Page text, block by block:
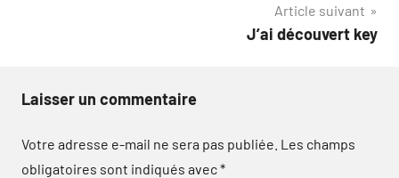
Article suivant
J’ai découvert key
Laisser un commentaire
Votre adresse e-mail ne sera pas publiée. Les champs
obligatoires sont indiqués avec*